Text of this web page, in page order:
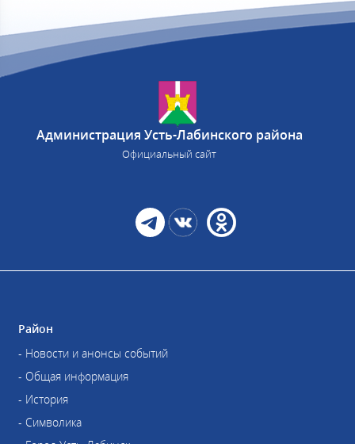
Администрация Усть-Лабинского района
Официальный сайт
Район
- Новости и анонсы событий
- Общая информация
- История
- Символика